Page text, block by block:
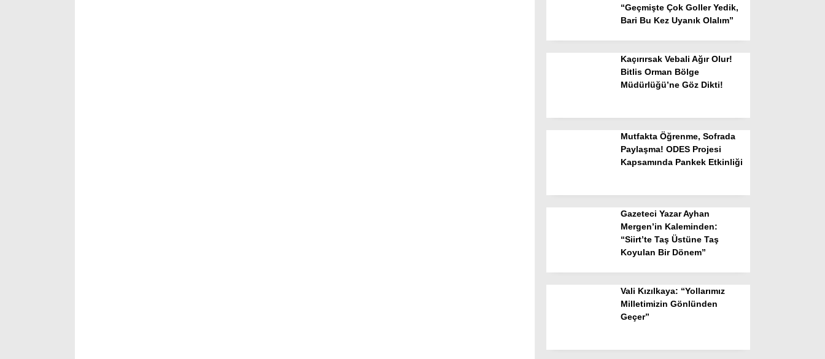
“Geçmişte Çok Goller Yedik,
Bari Bu Kez Uyanık Olalım”
Kaçırırsak Vebali Ağır Olur!
Bitlis Orman Bölge
Müdürlüğü’ne Göz Dikti!
Mutfakta Öğrenme, Sofrada
Paylaşma! ODES Projesi
Kapsamında Pankek Etkinliği
Gazeteci Yazar Ayhan
Mergen’in Kaleminden:
“Siirt’te Taş Üstüne Taş
Koyulan Bir Dönem”
Vali Kızılkaya: “Yollarımız
Milletimizin Gönlünden
Geçer”